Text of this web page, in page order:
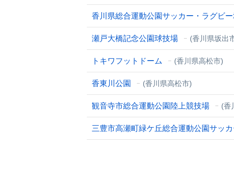
香川県総合運動公園サッカー・ラグビ
瀬戸大橋記念公園球技場 (香川県坂出
トキワフットドーム (香川県高松市)
香東川公園 (香川県高松市)
観音寺市総合運動公園陸上競技場 (香
三豊市高瀬町緑ケ丘総合運動公園サッ